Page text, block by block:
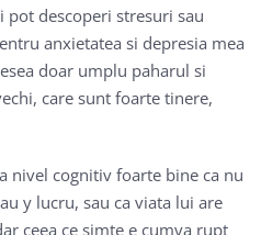
pot descoperi stresuri sau
anxietatea si depresia mea
doar umplu paharul si
care sunt foarte tinere,
nivel cognitiv foarte bine ca nu
y lucru, sau ca viata lui are
ceea ce simte e cumva rupt